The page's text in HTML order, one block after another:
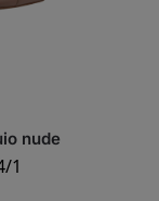
nude
1